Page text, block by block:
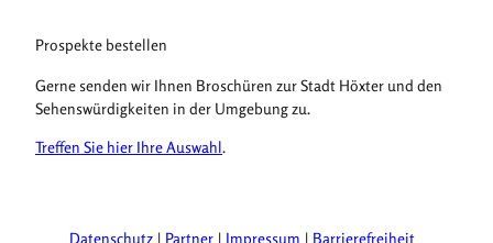
Prospekte bestellen
Gerne senden wir Ihnen Broschüren zur Stadt Höxter und den
Sehenswürdigkeiten in der Umgebung zu.
Treffen Sie hier Ihre Auswahl.
Datenschutz Partner Impressum Barrierefreiheit